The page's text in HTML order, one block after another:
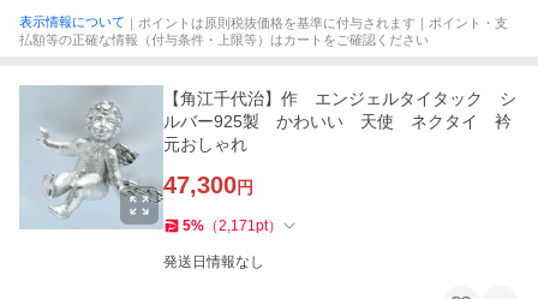
表示情報について ｜ポイントは原則税抜価格を基準に付与されます｜ポイント・支
払額等の正確な情報（付与条件・上限等）はカートをご確認ください
【角江千代治】作 エンジェルタイタック シ
ルバー925製 かわいい 天使 ネクタイ 衿
元おしゃれ
47,300円
5% （2,171pt）
発送日情報なし